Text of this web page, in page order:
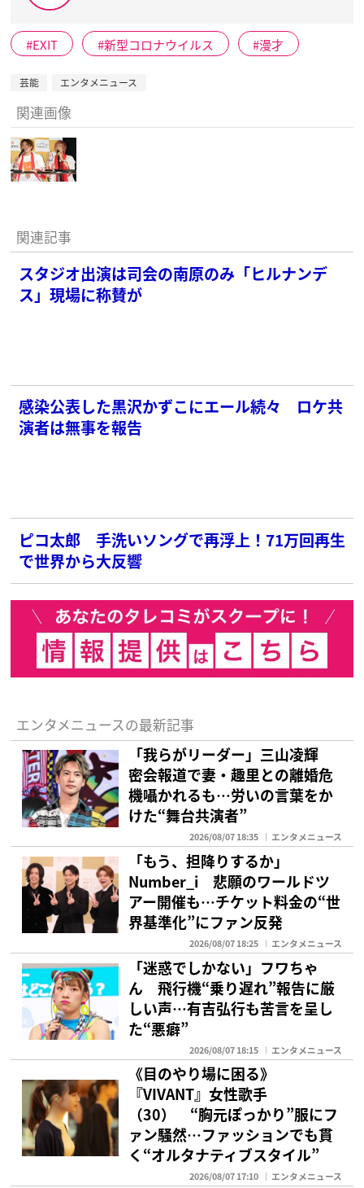
EXIT 新型コロナウイルス 漫才
芸能 エンタメニュース
関連画像
関連記事
スタジオ出演は司会の南原のみ「ヒルナンデ
ス」現場に称賛が
感染公表した黒沢かずこにエール続々 ロケ共
演者は無事を報告
ピコ太郎 手洗いソングで再浮上！71万回再生
で世界から大反響
エンタメニュースの最新記事
「我らがリーダー」三山凌輝
密会報道で妻・趣里との離婚危
機囁かれるも…労いの言葉をか
けた“舞台共演者”
2026/08/07 18:35 エンタメニュース
「もう、担降りするか」
Number_i 悲願のワールドツ
アー開催も…チケット料金の“世
界基準化”にファン反発
2026/08/07 18:25 エンタメニュース
「迷惑でしかない」フワちゃ
ん 飛行機“乗り遅れ”報告に厳
しい声…有吉弘行も苦言を呈し
た“悪癖”
2026/08/07 18:15 エンタメニュース
《目のやり場に困る》
『VIVANT』女性歌手
（30） “胸元ぽっかり”服にフ
ァン騒然…ファッションでも貫
く“オルタナティブスタイル”
2026/08/07 17:10 エンタメニュース